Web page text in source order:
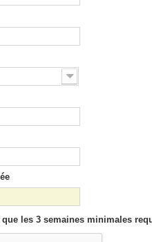
les 3 semaines minimales